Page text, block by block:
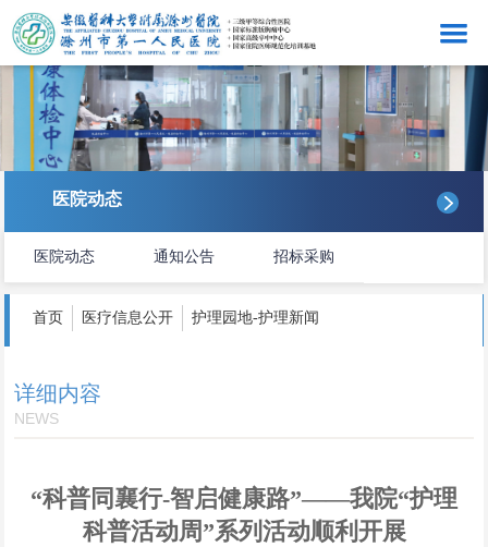
网站首页
医院概况
医务管理
护理服务
科研教学
党风廉政
电子院刊
医院动态
医院动态 通知公告 招标采购
首页 医疗信息公开 护理园地-护理新闻
详细内容
NEWS
“科普同襄行-智启健康路”——我院“护理
科普活动周”系列活动顺利开展